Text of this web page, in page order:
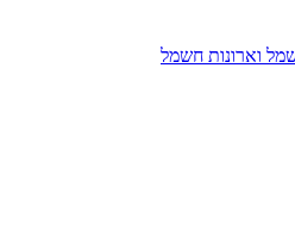
וארונות חשמל